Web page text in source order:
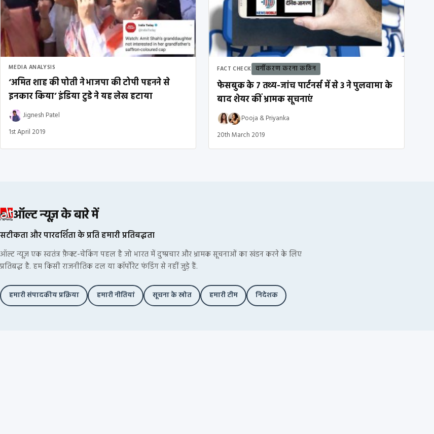
MEDIA ANALYSIS
‘अमित शाह की पोती ने भाजपा की टोपी पहनने से
इनकार किया’ इंडिया टुडे ने यह लेख हटाया
Jignesh Patel
1st April 2019
FACT CHECK वर्गीकरण करना कठिन
फेसबुक के 7 तथ्य-जांच पार्टनर्स में से 3 ने पुलवामा के
बाद शेयर कीं भ्रामक सूचनाएं
Pooja &Priyanka
20th March 2019
ऑल्ट न्यूज़ के बारे में
सटीकता और पारदर्शिता के प्रति हमारी प्रतिबद्धता
ऑल्ट न्यूज़ एक स्वतंत्र फ़ैक्ट-चेकिंग पहल है जो भारत में दुष्प्रचार और भ्रामक सूचनाओं का खंडन करने के लिए
प्रतिबद्ध है. हम किसी राजनीतिक दल या कॉर्पोरेट फंडिंग से नहीं जुड़े हैं.
हमारी संपादकीय प्रक्रिया हमारी नीतियां सूचना के स्रोत हमारी टीम निदेशक